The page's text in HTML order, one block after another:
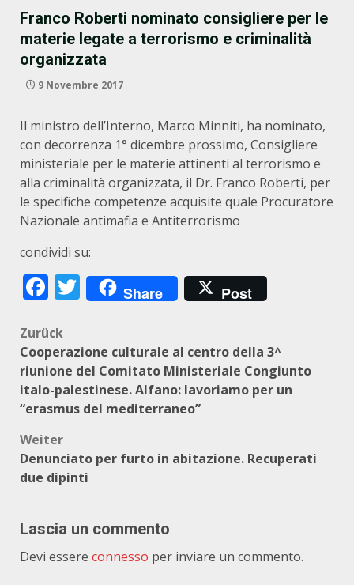
Franco Roberti nominato consigliere per le
materie legate a terrorismo e criminalità
organizzata
9 Novembre 2017
Il ministro dell’Interno, Marco Minniti, ha nominato,
con decorrenza 1° dicembre prossimo, Consigliere
ministeriale per le materie attinenti al terrorismo e
alla criminalità organizzata, il Dr. Franco Roberti, per
le specifiche competenze acquisite quale Procuratore
Nazionale antimafia e Antiterrorismo
condividi su:
Facebook
Twitter
Share Post
Beitragsnavigation
Zurück
Cooperazione culturale al centro della 3^
riunione del Comitato Ministeriale Congiunto
italo-palestinese. Alfano: lavoriamo per un
“erasmus del mediterraneo”
Weiter
Denunciato per furto in abitazione. Recuperati
due dipinti
Lascia un commento
Devi essere connesso per inviare un commento.